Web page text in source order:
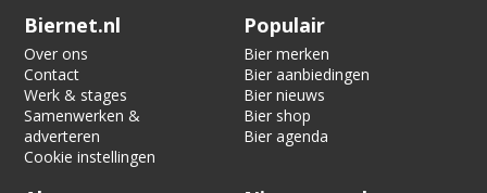
Verification code:
Biernet.nl
Over ons
Contact
Werk & stages
Samenwerken &
adverteren
Cookie instellingen
Populair
Bier merken
Bier aanbiedingen
Bier nieuws
Bier shop
Bier agenda